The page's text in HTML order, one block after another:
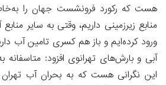
هست که رکورد فرونشست جهان را به‌خاطر
منابع زیرزمینی داریم، وقتی به سایر
ورود کرده‌ایم و باز هم کسری تامین آب
آبی و بارش‌های تهرانوی افزود:
این نگرانی هست که به بحران آب